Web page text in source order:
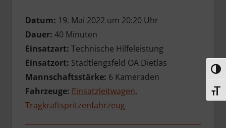
Datum: 19. Mai 2022 um 20:20 Uhr
Dauer: 40 Minuten
Einsatzart: Technische Hilfeleistung
Einsatzort: Stadtlengsfeld OA Dietlas
Mannschaftsstärke: 6 Kameraden
Fahrzeuge: Einsatzleitwagen,
Tragkraftspritzenfahrzeug